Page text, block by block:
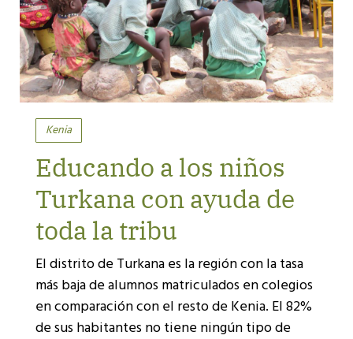
Kenia
Educando a los niños
Turkana con ayuda de
toda la tribu
El distrito de Turkana es la región con la tasa
más baja de alumnos matriculados en colegios
en comparación con el resto de Kenia. El 82%
de sus habitantes no tiene ningún tipo de